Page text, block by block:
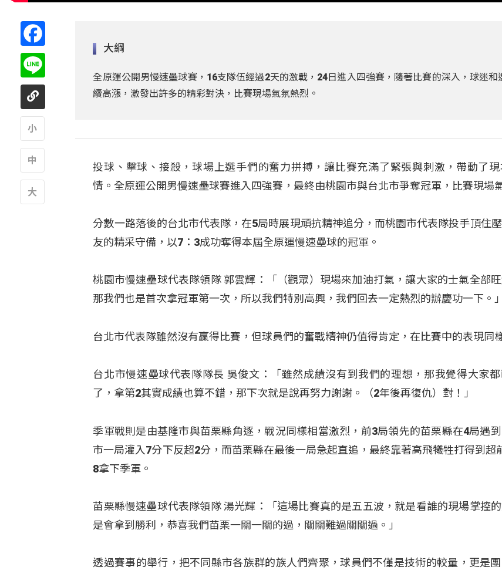
大綱
全原運公開男慢速壘球賽，16支隊伍經過2天的激戰，24日進入四強賽，隨著比賽的深入，球迷和
續高漲，激發出許多的精彩對決，比賽現場氣氛熱烈。
投球、擊球、接殺，球場上選手們的奮力拼搏，讓比賽充滿了緊張與刺激，帶動了
情。全原運公開男慢速壘球賽進入四強賽，最終由桃園市與台北市爭奪冠軍，比賽現場
分數一路落後的台北市代表隊，在5局時展現頑抗精神追分，而桃園市代表隊投手頂住
友的精采守備，以7：3成功奪得本屆全原運慢速壘球的冠軍。
桃園市慢速壘球代表隊領隊 郭雲輝：「（觀眾）現場來加油打氣，讓大家的士氣全部旺
那我們也是首次拿冠軍第一次，所以我們特別高興，我們回去一定熱烈的辦慶功一下。」
台北市代表隊雖然沒有贏得比賽，但球員們的奮戰精神仍值得肯定，在比賽中的表現同
台北市慢速壘球代表隊隊長 吳俊文：「雖然成績沒有到我們的理想，那我覺得大家
了，拿第2其實成績也算不錯，那下次就是說再努力謝謝。（2年後再復仇）對！」
季軍戰則是由基隆市與苗栗縣角逐，戰況同樣相當激烈，前3局領先的苗栗縣在4局遇
市一局灌入7分下反超2分，而苗栗縣在最後一局急起直追，最終靠著高飛犧牲打得到超
8拿下季軍。
苗栗縣慢速壘球代表隊領隊 湯光輝：「這場比賽真的是五五波，就是看誰的現場掌控
是會拿到勝利，恭喜我們苗栗一關一關的過，關關難過關關過。」
透過賽事的舉行，把不同縣市各族群的族人們齊聚，球員們不僅是技術的較量，更是